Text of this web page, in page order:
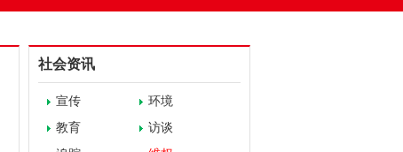
社会资讯
宣传
环境
教育
访谈